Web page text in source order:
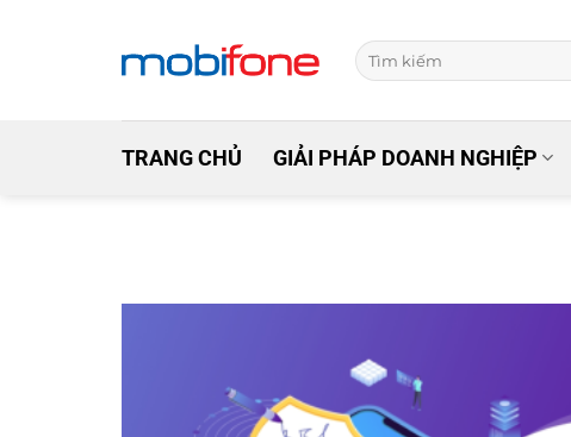
TRANG CHỦ GIẢI PHÁP DOANH NGHIỆP